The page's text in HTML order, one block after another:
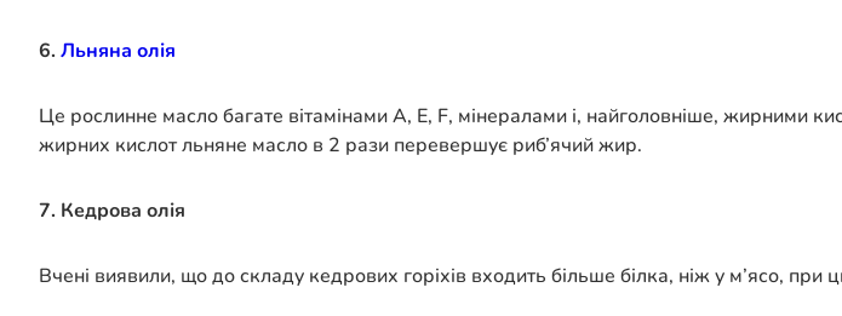
6. Льняна олія
Це рослинне масло багате вітамінами A, E, F, мінералами і, найголовніше, жирними
жирних кислот льняне масло в 2 рази перевершує риб’ячий жир.
7. Кедрова олія
Вчені виявили, що до складу кедрових горіхів входить більше білка, ніж у м’ясо,